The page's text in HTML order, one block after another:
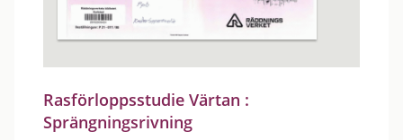
Rasförloppsstudie Värtan :
Sprängningsrivning